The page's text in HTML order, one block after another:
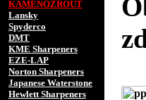
KAMENOŽROUT
Lansky
Spyderco
DMT
KME Sharpeners
EZE-LAP
Norton Sharpeners
Japanese Waterstone
Hewlett Sharpeners